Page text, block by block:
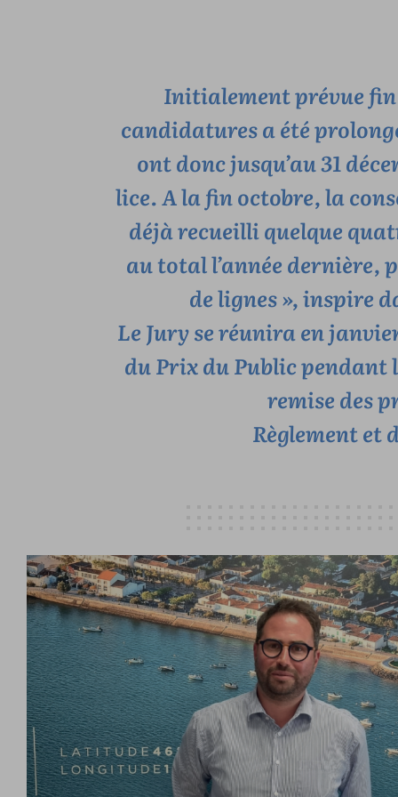
Initialement prévue fin
candidatures a été
ont donc jusqu’au 31
lice. A la fin octobre, la
déjà recueilli quelque
au total l’année dernière,
de lignes », inspire
Le Jury se réunira en
du Prix du Public pendant
remise des
Règlement et